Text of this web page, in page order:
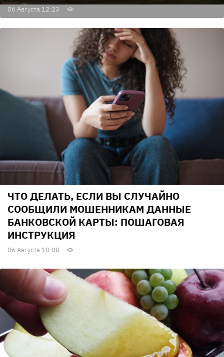
06 Августа 12:23
ЧТО ДЕЛАТЬ, ЕСЛИ ВЫ СЛУЧАЙНО
СООБЩИЛИ МОШЕННИКАМ ДАННЫЕ
БАНКОВСКОЙ КАРТЫ: ПОШАГОВАЯ
ИНСТРУКЦИЯ
06 Августа 10:08